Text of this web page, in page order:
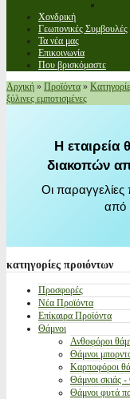
Χονδρική
Γεωπονικές Συμβουλές
Τα νέα μας
Επικοινωνία
Που βρισκόμαστε
Αρχική » Προϊόντα »
ξύλινες εμποτισμένες
Η εταιρεία
διακοπών
Οι
από
κατηγορίες προιόντων
Προσφορές
Νέα Προϊόντα
Επίκαιρα Προϊόντα
Θάμνοι
Ανθοφόροι
Θάμνοι
Καρποφόροι
Θάμνοι σκιάς
Θάμνοι φυτά